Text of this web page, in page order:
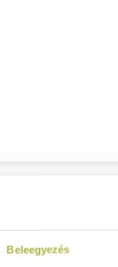
Beleegyezés